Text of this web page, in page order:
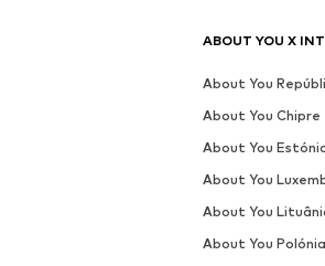
ABOUT YOU X
About You
About You Chipre
About You
About You
About You
About You Polónia